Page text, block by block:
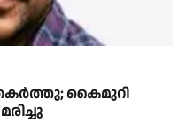
ത​ക​ർ​ത്തു; കൈ​മു​റി​